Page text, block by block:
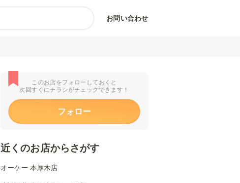
お問い合わせ
このお店をフォローしておくと
次回すぐにチラシがチェックできます！
フォロー
近くのお店からさがす
オーケー 本厚木店